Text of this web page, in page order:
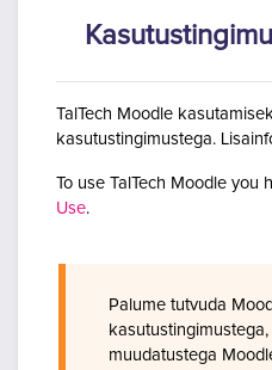
TalTech Moodle
kasutustingimustega.
To use TalTech Moodle you
Use.
Palume tutvuda
muudatustega